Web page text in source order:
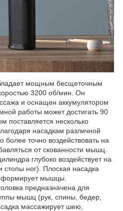
мощным бесщеточным
3200 об/мин. Он
и оснащен аккумулятором
работы может достигать 90
поставляется несколько
насадкам различной
точно воздействовать на
от скованности мышц.
глубоко воздействует на
ног). Плоская насадка
формирует мышцы.
предназначена для
мышц (рук, спины, бедер,
массажирует шею,